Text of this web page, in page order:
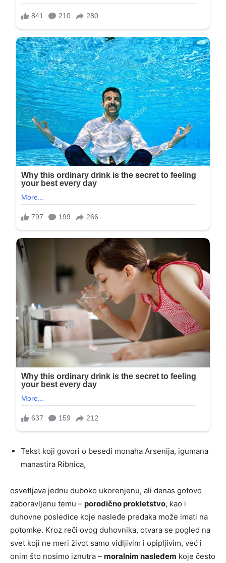
Tekst koji govori o besedi monaha Arsenija, igumana
manastira Ribnica,
osvetljava jednu duboko ukorenjenu, ali danas gotovo
zaboravljenu temu – porodično prokletstvo, kao i
duhovne posledice koje nasleđe predaka može imati na
potomke. Kroz reči ovog duhovnika, otvara se pogled na
svet koji ne meri život samo vidljivim i opipljivim, već i
onim što nosimo iznutra – moralnim nasleđem koje često